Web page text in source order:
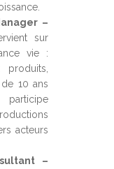
–
sur
vie :
10 ans
acteurs
–